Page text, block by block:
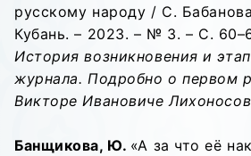
русскому народу / С.
Кубань. – 2023. – № 3. – С.
История возникновения и
журнала. Подробно о первом
Викторе Ивановиче
Банщикова, Ю. «А за что её